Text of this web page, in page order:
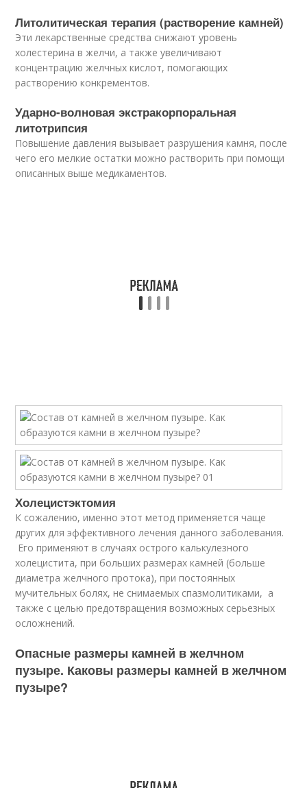
Литолитическая терапия (растворение камней)
Эти лекарственные средства снижают уровень
холестерина в желчи, а также увеличивают
концентрацию желчных кислот, помогающих
растворению конкрементов.
Ударно-волновая экстракорпоральная
литотрипсия
Повышение давления вызывает разрушения камня, после
чего его мелкие остатки можно растворить при помощи
описанных выше медикаментов.
Холецистэктомия
К сожалению, именно этот метод применяется чаще
других для эффективного лечения данного заболевания.
Его применяют в случаях острого калькулезного
холецистита, при больших размерах камней (больше
диаметра желчного протока), при постоянных
мучительных болях, не снимаемых спазмолитиками, а
также с целью предотвращения возможных серьезных
осложнений.
Опасные размеры камней в желчном
пузыре. Каковы размеры камней в желчном
пузыре?